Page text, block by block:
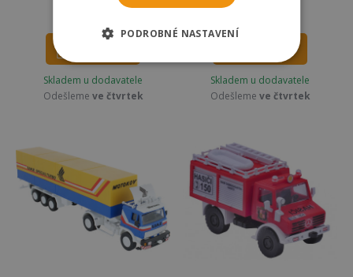
Skladem u dodavatele
Odešleme ve čtvrtek
DO KOŠÍKU
Skladem u dodavatele
Odešleme ve čtvrtek
PODROBNÉ NASTAVENÍ